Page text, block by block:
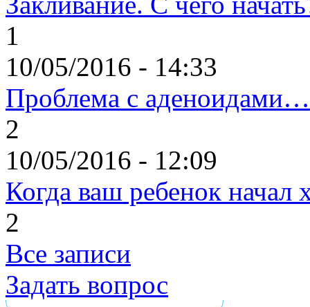
1
10/05/2016 - 14:33
Проблема с аденоидами…
2
10/05/2016 - 12:09
Когда ваш ребенок начал
2
Все записи
Задать вопрос